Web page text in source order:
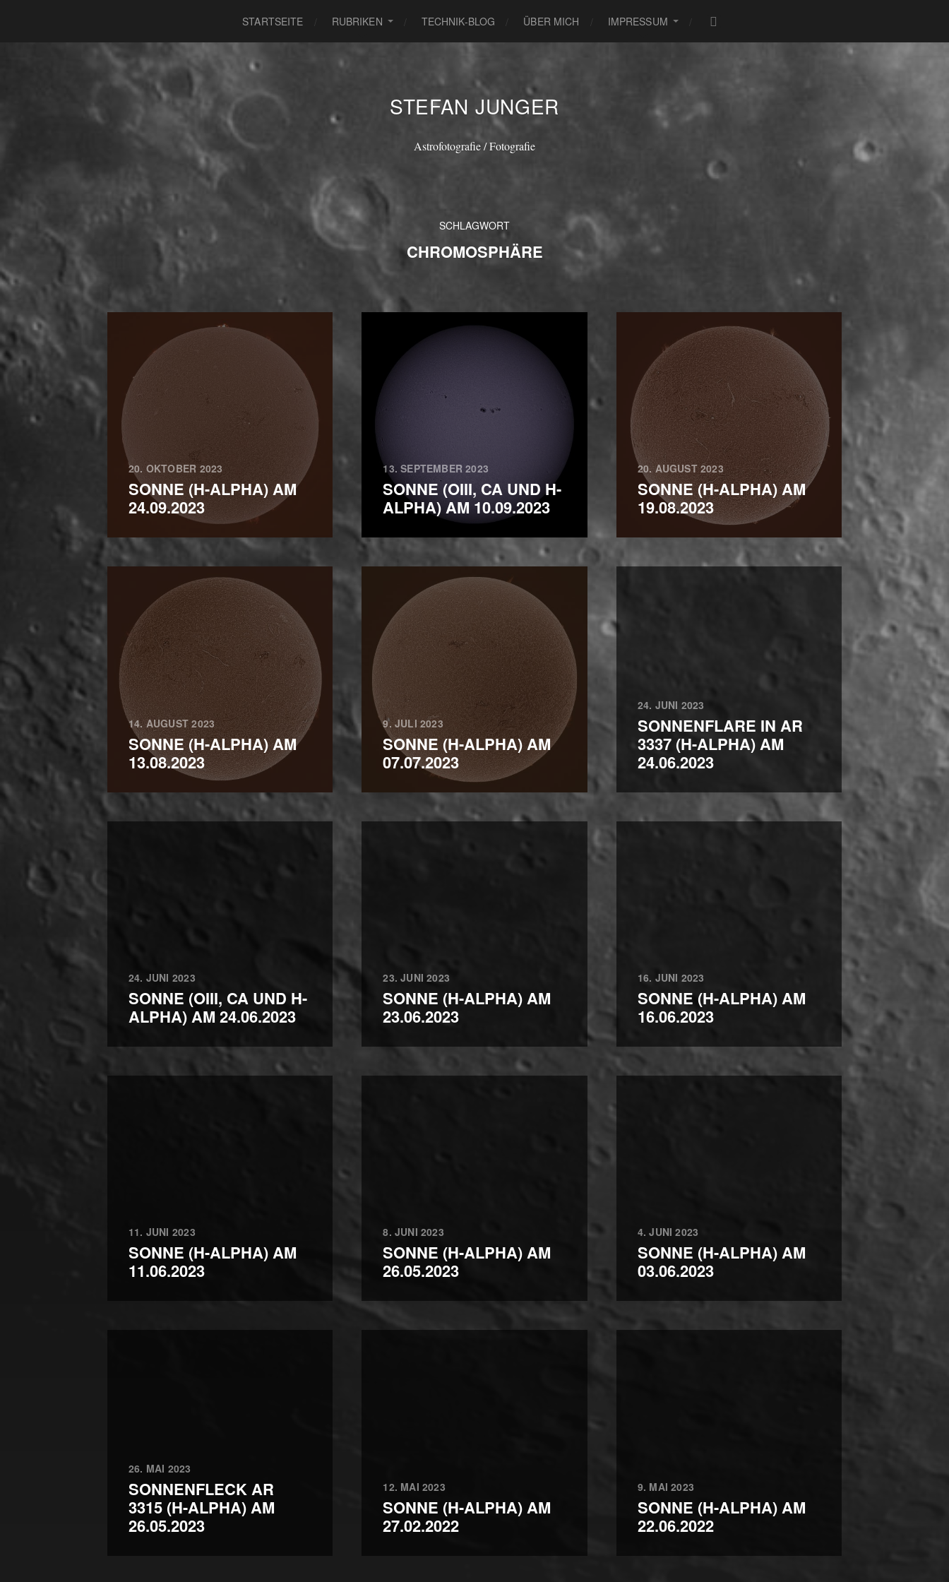
STARTSEITE RUBRIKEN TECHNIK-BLOG ÜBER MICH IMPRESSUM
STEFAN JUNGER
Astrofotografie / Fotografie
SCHLAGWORT
CHROMOSPHÄRE
20. OKTOBER 2023
SONNE (H-ALPHA) AM
24.09.2023
13. SEPTEMBER 2023
SONNE (OIII, CA UND H-
ALPHA) AM 10.09.2023
20. AUGUST 2023
SONNE (H-ALPHA) AM
19.08.2023
14. AUGUST 2023
SONNE (H-ALPHA) AM
13.08.2023
9. JULI 2023
SONNE (H-ALPHA) AM
07.07.2023
24. JUNI 2023
SONNENFLARE IN AR
3337 (H-ALPHA) AM
24.06.2023
24. JUNI 2023
SONNE (OIII, CA UND H-
ALPHA) AM 24.06.2023
23. JUNI 2023
SONNE (H-ALPHA) AM
23.06.2023
16. JUNI 2023
SONNE (H-ALPHA) AM
16.06.2023
11. JUNI 2023
SONNE (H-ALPHA) AM
11.06.2023
8. JUNI 2023
SONNE (H-ALPHA) AM
26.05.2023
4. JUNI 2023
SONNE (H-ALPHA) AM
03.06.2023
26. MAI 2023
SONNENFLECK AR
3315 (H-ALPHA) AM
26.05.2023
12. MAI 2023
SONNE (H-ALPHA) AM
27.02.2022
9. MAI 2023
SONNE (H-ALPHA) AM
22.06.2022